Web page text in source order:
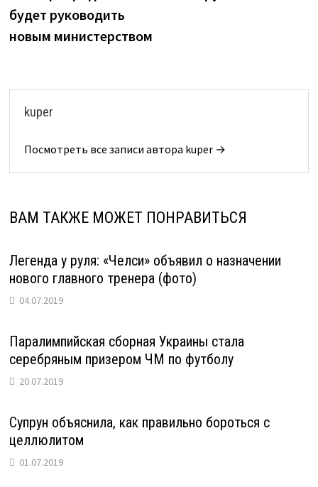
будет руководить
новым министерством
kuper
Посмотреть все записи автора kuper →
ВАМ ТАКЖЕ МОЖЕТ ПОНРАВИТЬСЯ
Легенда у руля: «Челси» объявил о назначении
нового главного тренера (фото)
04.07.2019
Паралимпийская сборная Украины стала
серебряным призером ЧМ по футболу
20.07.2019
Супрун объяснила, как правильно бороться с
целлюлитом
01.07.2019